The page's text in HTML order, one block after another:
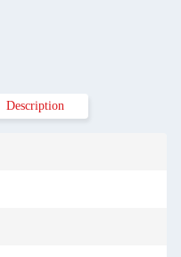
Description